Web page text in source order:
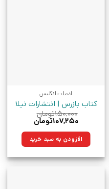
ادبیات انگلیس
کتاب بازرس | انتشارات نیلا
۱۵۰,۰۰۰تومان
قیمت
۱۵۰,۰۰۰تومان
بود.
۱۰۷,۲۵۰تومان
۱۰۷,۲۵۰تومان.افزودن به سبد خرید